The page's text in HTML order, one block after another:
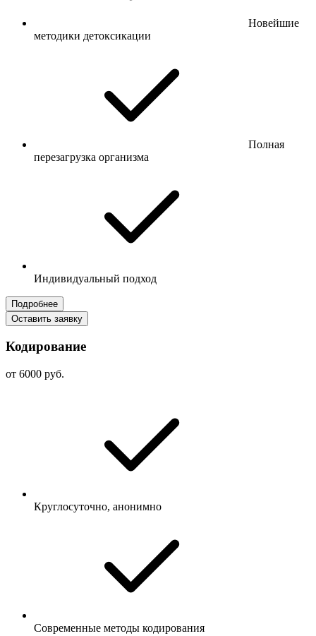
Новейшие
методики детоксикации
Полная
перезагрузка организма
Индивидуальный подход
Подробнее
Оставить заявку
Кодирование
от 6000 руб.
Круглосуточно, анонимно
Современные методы кодирования